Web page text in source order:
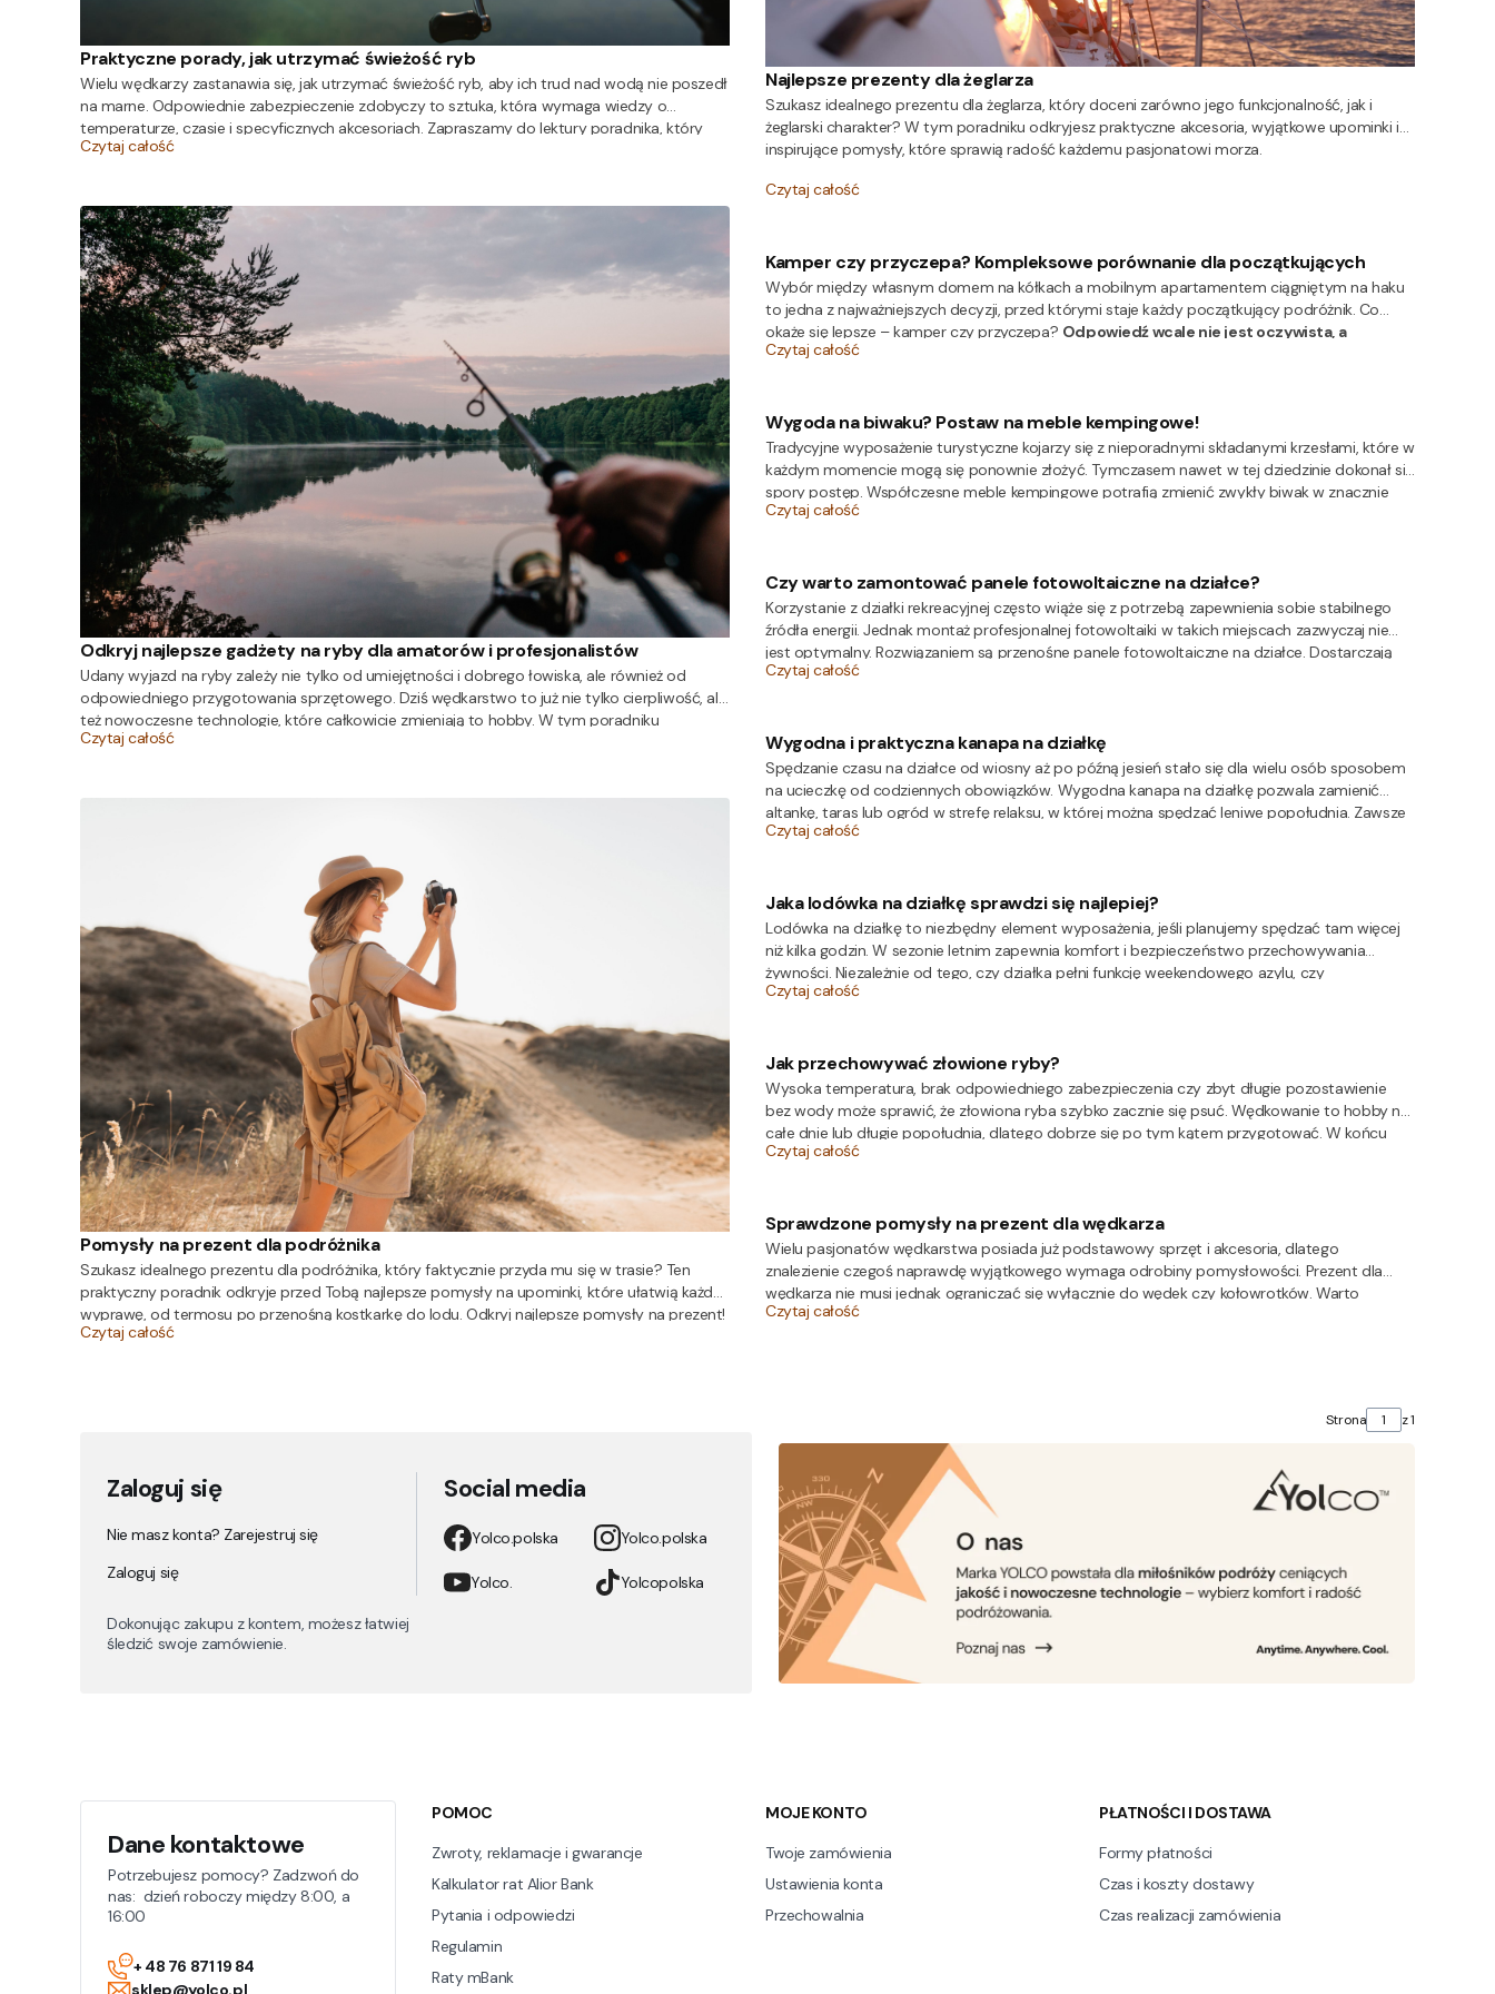
Praktyczne porady, jak utrzymać świeżość ryb
Wielu wędkarzy zastanawia się, jak utrzymać świeżość ryb, aby ich trud nad wodą nie poszedł
na marne. Odpowiednie zabezpieczenie zdobyczy to sztuka, która wymaga wiedzy o
temperaturze, czasie i specyficznych akcesoriach. Zapraszamy do lektury poradnika, który
wyjaśnia, co zrobić, by ryba zachowała idealną jakość aż do momentu przygotowania posiłku.
Czytaj całość
Odkryj najlepsze gadżety na ryby dla amatorów i profesjonalistów
Udany wyjazd na ryby zależy nie tylko od umiejętności i dobrego łowiska, ale również od
odpowiedniego przygotowania sprzętowego. Dziś wędkarstwo to już nie tylko cierpliwość, ale
też nowoczesne technologie, które całkowicie zmieniają to hobby. W tym poradniku
zebraliśmy praktyczne gadżety dla wędkarza, które powinien mieć w swoim arsenale
Czytaj całość
Pomysły na prezent dla podróżnika
Szukasz idealnego prezentu dla podróżnika, który faktycznie przyda mu się w trasie? Ten
praktyczny poradnik odkryje przed Tobą najlepsze pomysły na upominki, które ułatwią każdą
wyprawę, od termosu po przenośną kostkarkę do lodu. Odkryj najlepsze pomysły na prezent!
Czytaj całość
Najlepsze prezenty dla żeglarza
Szukasz idealnego prezentu dla żeglarza, który doceni zarówno jego funkcjonalność, jak i
żeglarski charakter? W tym poradniku odkryjesz praktyczne akcesoria, wyjątkowe upominki i
inspirujące pomysły, które sprawią radość każdemu pasjonatowi morza.
Czytaj całość
Kamper czy przyczepa? Kompleksowe porównanie dla początkujących
Wybór między własnym domem na kółkach a mobilnym apartamentem ciągniętym na haku
to jedna z najważniejszych decyzji, przed którymi staje każdy początkujący podróżnik. Co
okaże się lepsze – kamper czy przyczepa? Odpowiedź wcale nie jest oczywista, a
ostateczny werdykt zależy od Twoich priorytetów,
Czytaj całość
Wygoda na biwaku? Postaw na meble kempingowe!
Tradycyjne wyposażenie turystyczne kojarzy się z nieporadnymi składanymi krzesłami, które w
każdym momencie mogą się ponownie złożyć. Tymczasem nawet w tej dziedzinie dokonał się
spory postęp. Współczesne meble kempingowe potrafią zmienić zwykły biwak w znacznie
przyjemniejsze doświadczenie. W dodatku są sporo łatwiejsze w transporcie. Czym są
Czytaj całość
Czy warto zamontować panele fotowoltaiczne na działce?
Korzystanie z działki rekreacyjnej często wiąże się z potrzebą zapewnienia sobie stabilnego
źródła energii. Jednak montaż profesjonalnej fotowoltaiki w takich miejscach zazwyczaj nie
jest optymalny. Rozwiązaniem są przenośne panele fotowoltaiczne na działce. Dostarczają
prąd do oświetlenia, sprzętów codziennego użytku i podstawowej elektroniki, czym
Czytaj całość
Wygodna i praktyczna kanapa na działkę
Spędzanie czasu na działce od wiosny aż po późną jesień stało się dla wielu osób sposobem
na ucieczkę od codziennych obowiązków. Wygodna kanapa na działkę pozwala zamienić
altankę, taras lub ogród w strefę relaksu, w której można spędzać leniwe popołudnia. Zawsze
pojawia się jednak jedna skuteczna przeszkoda: transport. Czy da się to jakoś obejść, by
Czytaj całość
Jaka lodówka na działkę sprawdzi się najlepiej?
Lodówka na działkę to niezbędny element wyposażenia, jeśli planujemy spędzać tam więcej
niż kilka godzin. W sezonie letnim zapewnia komfort i bezpieczeństwo przechowywania
żywności. Niezależnie od tego, czy działka pełni funkcję weekendowego azylu, czy
sezonowego domu, warto wiedzieć, jaka lodówka na działkę będzie najlepsza.
Czytaj całość
Jak przechowywać złowione ryby?
Wysoka temperatura, brak odpowiedniego zabezpieczenia czy zbyt długie pozostawienie
bez wody może sprawić, że złowiona ryba szybko zacznie się psuć. Wędkowanie to hobby na
całe dnie lub długie popołudnia, dlatego dobrze się po tym kątem przygotować. W końcu
żadna potrawa nie smakuje tak dobrze, jak ta przygotowana z własnoręcznie złowionej ryby.
Czytaj całość
Sprawdzone pomysły na prezent dla wędkarza
Wielu pasjonatów wędkarstwa posiada już podstawowy sprzęt i akcesoria, dlatego
znalezienie czegoś naprawdę wyjątkowego wymaga odrobiny pomysłowości. Prezent dla
wędkarza nie musi jednak ograniczać się wyłącznie do wędek czy kołowrotków. Warto
postawić na funkcjonalne gadżety, praktyczne rozwiązania ułatwiające wędkowanie lub
Czytaj całość
Strona z 1
Zaloguj się
Nie masz konta? Zarejestruj się
Zaloguj się
Dokonując zakupu z kontem, możesz łatwiej
śledzić swoje zamówienie.
Social media
Yolco.polska Yolco.polska
Yolco. Yolcopolska
Dane kontaktowe
Potrzebujesz pomocy? Zadzwoń do
nas: dzień roboczy między 8:00, a
16:00
+ 48 76 871 19 84
sklep@yolco.pl
Linki w stopce
POMOC
Zwroty, reklamacje i gwarancje
Kalkulator rat Alior Bank
Pytania i odpowiedzi
Regulamin
Raty mBank
MOJE KONTO
Twoje zamówienia
Ustawienia konta
Przechowalnia
PŁATNOŚCI I DOSTAWA
Formy płatności
Czas i koszty dostawy
Czas realizacji zamówienia